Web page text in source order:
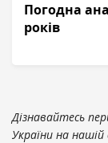
Погодна
років
Дізнавайтесь
України на нашій